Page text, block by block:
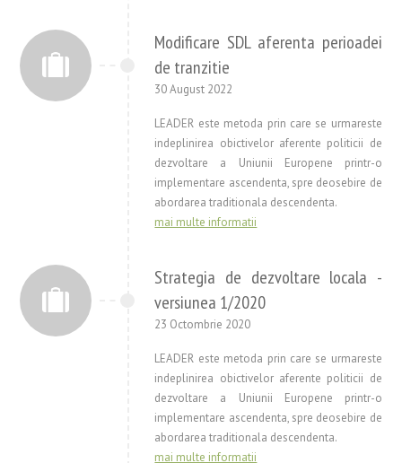
Modificare SDL aferenta perioadei
de tranzitie
30 August 2022
LEADER este metoda prin care se urmareste
indeplinirea obictivelor aferente politicii de
dezvoltare a Uniunii Europene printr-o
implementare ascendenta, spre deosebire de
abordarea traditionala descendenta.
mai multe informatii
Strategia de dezvoltare locala -
versiunea 1/2020
23 Octombrie 2020
LEADER este metoda prin care se urmareste
indeplinirea obictivelor aferente politicii de
dezvoltare a Uniunii Europene printr-o
implementare ascendenta, spre deosebire de
abordarea traditionala descendenta.
mai multe informatii